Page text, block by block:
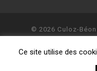
© 2026 Culoz-Béon
Ce site utilise des